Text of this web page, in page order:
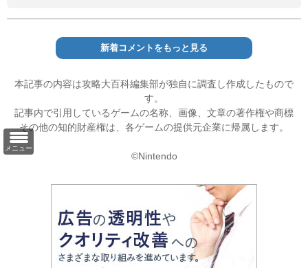
メニュー
新着コメントをもっと見る
本記事の内容は攻略大百科編集部が独自に調査し作成したもので
す。
記事内で引用しているゲームの名称、画像、文章の著作権や商標
その他の知的財産権は、各ゲームの提供元企業に帰属します。
©Nintendo